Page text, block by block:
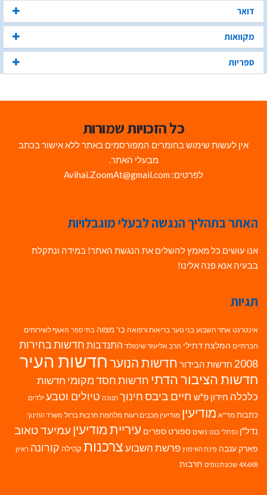
דואר
מקוואות
ספריות
כל הזכויות שמורות
אין לעשות שימוש בחומרים המפורסמים באתר ללא אישור בכתב
מבעלי האתר.
לפרטים: Avihai.ZoomAt@gmail.com
האתר בתהליך הנגשה לבעלי מוגבלויות
אנו עושים כל מאמץ להשלים את הנגשת האתר! במידה ונתקלת
בבעיה אנא פנה אלינו!
תגיות
אינטרנט אתר השבוע בני נוער בריאות ורפואה בר מצווה בתי ספר האגף לשירותים
חברתיים המלצת דתילי הרב אליעזר שינוולד התנדבות חדשות בחירות
2008 חדשות הבידור חדשות הנוערחדשות העיר
חדשות הציבור הדתי חדשות חסד מקומי חדשות
כלכלה חידון פ"ש חיים ביבסחינוך חנוכה טיולים וטבע ילדים
כתבות מד"א מודיעין מודיעין מכבים רעות מלחמת חרבות ברזל משרד החינוך
נדל"ן נפתלי בנט נשים ספורט ספרים עיריית מודיעין עמיעד טאוב
פארק ענבה פינת האימוץ פרשת השבועצרכנות קהילה קורונה ראיון
4X6X8 שכונת נופים תרבות